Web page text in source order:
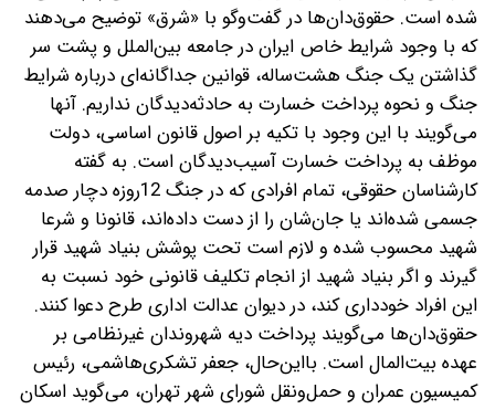
شده است. حقوق‌دان‌ها در گفت‌وگو با «شرق» توضیح می‌دهند
که با وجود شرایط خاص ایران در جامعه بین‌الملل و پشت سر
گذاشتن یک جنگ هشت‌ساله، ‌قوانین جداگانه‌ای درباره شرایط
جنگ و نحوه پرداخت خسارت به حادثه‌دیدگان نداریم. آنها
می‌گویند با این وجود با تکیه بر اصول قانون اساسی، دولت
موظف به پرداخت خسارت آسیب‌دیدگان است. به گفته
کارشناسان حقوقی، تمام افرادی که در جنگ 12‌روزه دچار صدمه
جسمی شده‌اند یا جان‌شان را از دست داده‌اند، قانونا و شرعا
شهید محسوب شده و لازم است تحت پوشش بنیاد شهید قرار
گیرند و اگر بنیاد شهید از انجام تکلیف قانونی خود نسبت به
این افراد خودداری کند، در دیوان عدالت اداری طرح دعوا کنند.
حقوق‌دان‌ها می‌گویند پرداخت دیه شهروندان غیرنظامی بر
عهده بیت‌المال است. با‌این‌حال، جعفر تشکری‌هاشمی، رئیس
کمیسیون عمران و حمل‌ونقل شورای شهر تهران، می‌گوید ‌اسکان